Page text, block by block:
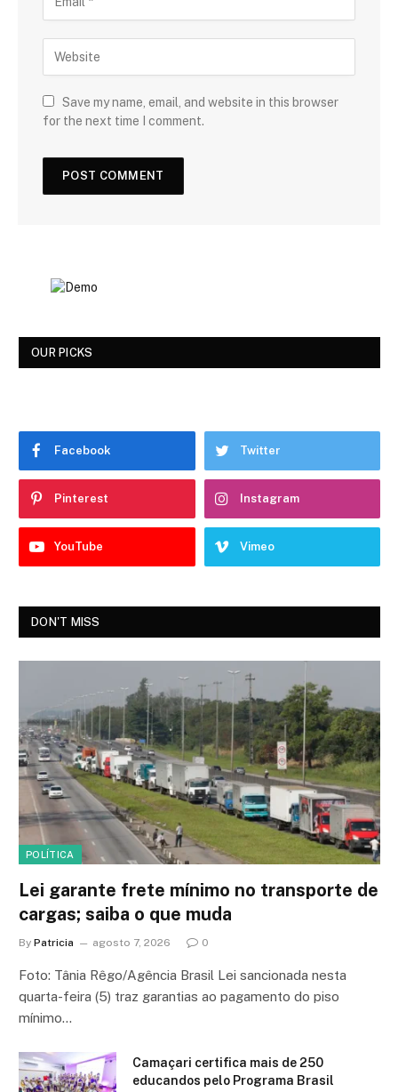
Save my name, email, and website in this browser
for the next time I comment.
OUR PICKS
Facebook Twitter
Pinterest Instagram
YouTube Vimeo
DON'T MISS
POLÍTICA
Lei garante frete mínimo no transporte de
cargas; saiba o que muda
By Patricia agosto 7, 2026 0
Foto: Tânia Rêgo/Agência Brasil Lei sancionada nesta
quarta-feira (5) traz garantias ao pagamento do piso
mínimo…
Camaçari certifica mais de 250
educandos pelo Programa Brasil